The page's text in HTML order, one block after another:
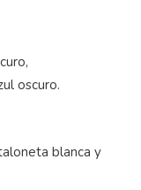
oscuro.
blanca y